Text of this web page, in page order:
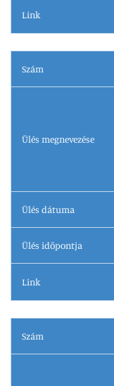
Link
Szám
Ülés megnevezése
Ülés dátuma
Ülés időpontja
Link
Szám